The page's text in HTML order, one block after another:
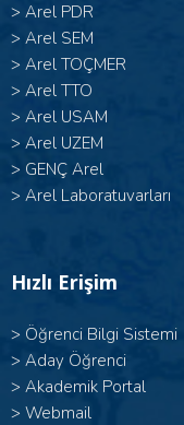
> Arel PDR
> Arel SEM
> Arel TOÇMER
> Arel TTO
> Arel USAM
> Arel UZEM
> GENÇ Arel
> Arel Laboratuvarları
Hızlı Erişim
> Öğrenci Bilgi Sistemi
> Aday Öğrenci
> Akademik Portal
> Webmail